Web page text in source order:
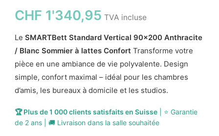
CHF 1'340,95 TVA incluse
Le SMARTBett Standard Vertical 90x200 Anthracite
/ Blanc Sommier à lattes Confort Transforme votre
pièce en une ambiance de vie polyvalente. Design
simple, confort maximal – idéal pour les chambres
d’amis, les bureaux à domicile et les studios.
🏆 Plus de 1 000 clients satisfaits en Suisse | ⭐ Garantie
de 2 ans | 🚚 Livraison dans la salle souhaitée